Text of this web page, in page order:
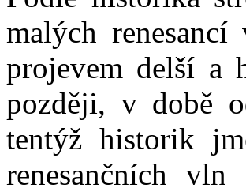
malých
projevem delší a
později, v době
tentýž historik
renesančních